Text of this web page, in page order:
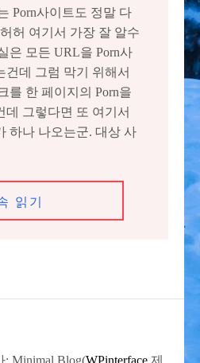
Porn사이트도 정말 다
허 여기서 가장 잘 알수
은 모든 URL을 Porn사
건데 그럼 막기 위해서
를 한 페이지의 Porn을
데 그렇다면 또 여기서
하나 나오는군. 대상 사
읽기
: Minimal Blog(WPinterface 제